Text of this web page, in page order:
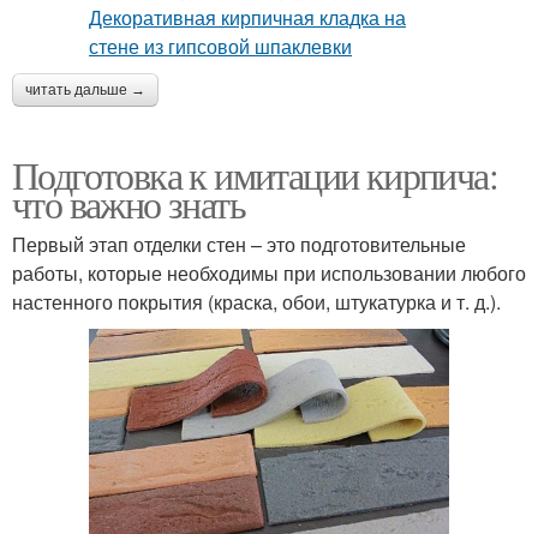
читать дальше →
Подготовка к имитации кирпича:
что важно знать
Первый этап отделки стен – это подготовительные
работы, которые необходимы при использовании любого
настенного покрытия (краска, обои, штукатурка и т. д.).